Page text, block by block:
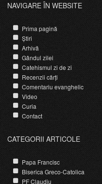
NAVIGARE ÎN WEBSITE
Prima pagină
Știri
Arhivă
Gândul zilei
Catehismul zi de zi
Recenzii cărți
Comentariu evanghelic
Video
Curia
Contact
CATEGORII ARTICOLE
Papa Francisc
Biserica Greco-Catolica
PF Claudiu